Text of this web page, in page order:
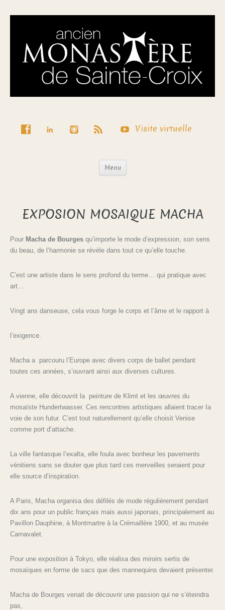
Visite virtuelle
Menu
EXPOSION MOSAIQUE MACHA
Pour Macha de Bourges qu’importe le mode d’expression, son sens
du beau, de l’harmonie se révèle dans tout ce qu’elle touche.
C’est une artiste dans le sens profond du terme… qui pratique avec
art…
Vingt ans danseuse, cela vous forge le corps et l’âme et le rapport à
l’exigence.
Macha a parcouru l’Europe avec divers corps de ballet pendant
toutes ces années, s’ouvrant ainsi aux diverses cultures.
A vienne, elle découvrit la peinture de Klimt et les œuvres du
mosaïste Hundertwasser. Ces rencontres artistiques allaient tracer Ia
voie de son futur. C’est tout naturellement qu’elle choisit Venise
comme port d’attache.
La ville fantasque l’exalta, elle foula avec bonheur les pavements
vénitiens sans se douter que plus tard ces merveilles seraient pour
elle source d’inspiration.
A Paris, Macha organisa des défilés de mode régulièrement pendant
dix ans pour un public français mais aussi japonais, principalement au
Pavillon Dauphine, à Montmartre à la Crémaillère 1900, et au musée
Carnavalet.
Pour une exposition à Tokyo, elle réalisa des miroirs sertis de
mosaïques en forme de sacs que des mannequins devaient présenter.
Macha de Bourges venait de découvrir une passion qui ne s’éteindra
pas,